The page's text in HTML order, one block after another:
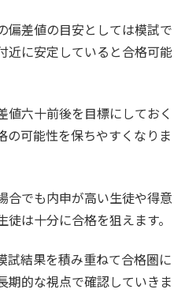
偏差値の目安としては模試で
近に安定していると合格可能
値六十前後を目標にしておく
の可能性を保ちやすくなりま
合でも内申が高い生徒や得意
は十分に合格を狙えます。
試結果を積み重ねて合格圏に
期的な視点で確認していきま